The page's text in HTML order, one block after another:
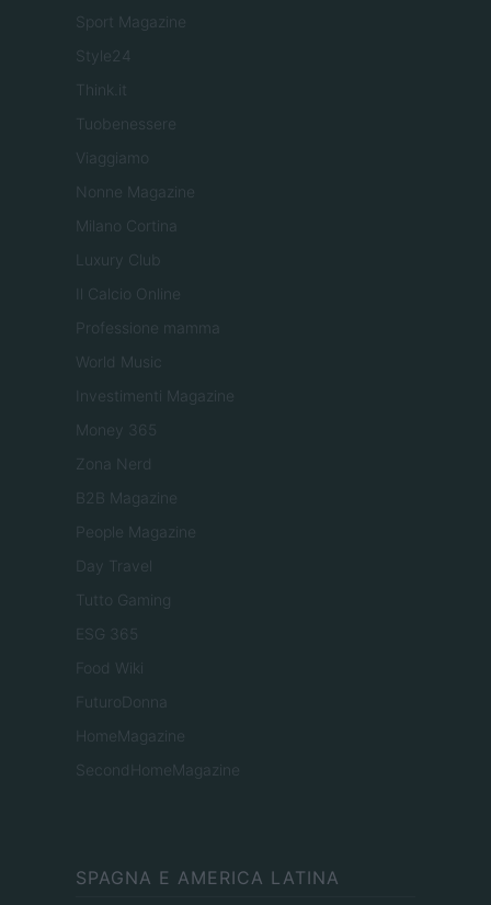
Sport Magazine
Style24
Think.it
Tuobenessere
Viaggiamo
Nonne Magazine
Milano Cortina
Luxury Club
Il Calcio Online
Professione mamma
World Music
Investimenti Magazine
Money 365
Zona Nerd
B2B Magazine
People Magazine
Day Travel
Tutto Gaming
ESG 365
Food Wiki
FuturoDonna
HomeMagazine
SecondHomeMagazine
SPAGNA E AMERICA LATINA